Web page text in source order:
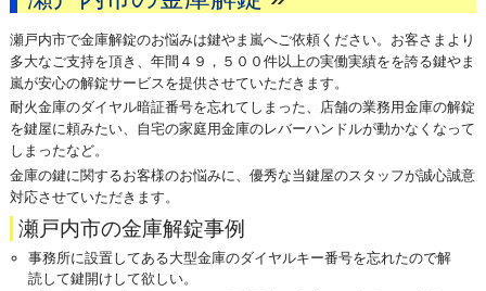
瀬戸内市で金庫解錠のお悩みは鍵やま嵐へご依頼ください。お客さまより
多大なご支持を頂き、年間４９，５００件以上の実働実績をを誇る鍵やま
嵐が安心の解錠サービスを提供させていただきます。
耐火金庫のダイヤル暗証番号を忘れてしまった、店舗の業務用金庫の解錠
を鍵屋に頼みたい、自宅の家庭用金庫のレバーハンドルが動かなくなって
しまったなど。
金庫の鍵に関するお客様のお悩みに、優秀な当鍵屋のスタッフが誠心誠意
対応させていただきます。
瀬戸内市の金庫解錠事例
事務所に設置してある大型金庫のダイヤルキー番号を忘れたので解
読して鍵開けして欲しい。